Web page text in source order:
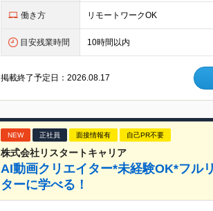
働き方 リモートワークOK
目安残業時間 10時間以内
掲載終了予定日：2026.08.17
NEW 正社員 面接情報有 自己PR不要
株式会社リスタートキャリア
AI動画クリエイター*未経験OK*フル
ターに学べる！